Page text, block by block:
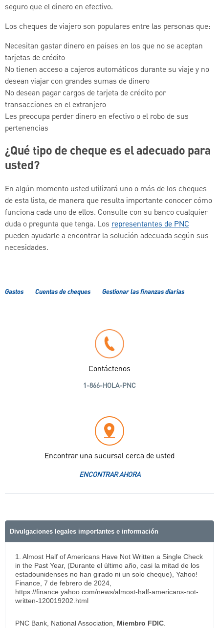
seguro que el dinero en efectivo.
Los cheques de viajero son populares entre las personas que:
Necesitan gastar dinero en países en los que no se aceptan
tarjetas de crédito
No tienen acceso a cajeros automáticos durante su viaje y no
desean viajar con grandes sumas de dinero
No desean pagar cargos de tarjeta de crédito por
transacciones en el extranjero
Les preocupa perder dinero en efectivo o el robo de sus
pertenencias
¿Qué tipo de cheque es el adecuado para
usted?
En algún momento usted utilizará uno o más de los cheques
de esta lista, de manera que resulta importante conocer cómo
funciona cada uno de ellos. Consulte con su banco cualquier
duda o pregunta que tenga. Los representantes de PNC
pueden ayudarle a encontrar la solución adecuada según sus
necesidades.
Gastos Cuentas de cheques Gestionar las finanzas diarias
Contáctenos
1-866-HOLA-PNC
Encontrar una sucursal cerca de usted
ENCONTRAR AHORA
Divulgaciones legales importantes e información
1. Almost Half of Americans Have Not Written a Single Check
in the Past Year, (Durante el último año, casi la mitad de los
estadounidenses no han girado ni un solo cheque), Yahoo!
Finance, 7 de febrero de 2024,
https://finance.yahoo.com/news/almost-half-americans-not-
written-120019202.html
PNC Bank, National Association, Miembro FDIC.